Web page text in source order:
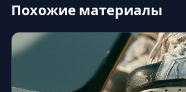
Похожие материалы